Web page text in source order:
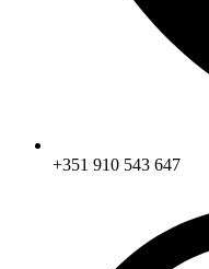
+351 910 543 647